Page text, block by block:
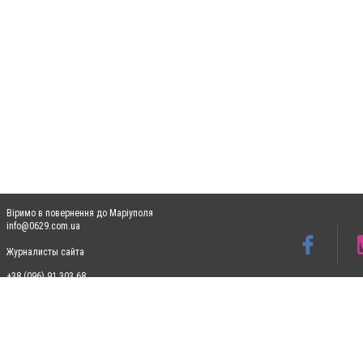
Віримо в повернення до Маріуполя
info@0629.com.ua
Журналисты сайта
+38 (096) 91 303 68